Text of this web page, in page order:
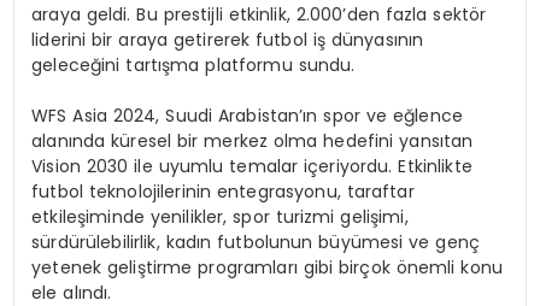
araya geldi. Bu prestijli etkinlik, 2.000’den fazla sektör
liderini bir araya getirerek futbol iş dünyasının
geleceğini tartışma platformu sundu.
WFS Asia 2024, Suudi Arabistan’ın spor ve eğlence
alanında küresel bir merkez olma hedefini yansıtan
Vision 2030 ile uyumlu temalar içeriyordu. Etkinlikte
futbol teknolojilerinin entegrasyonu, taraftar
etkileşiminde yenilikler, spor turizmi gelişimi,
sürdürülebilirlik, kadın futbolunun büyümesi ve genç
yetenek geliştirme programları gibi birçok önemli konu
ele alındı.